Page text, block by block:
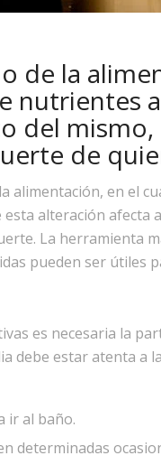
de la
nutrientes
del mismo,
de
alimentación, en el
alteración afecta
La herramienta
pueden ser útiles
es necesaria la
debe estar atenta a
ir al baño.
determinadas